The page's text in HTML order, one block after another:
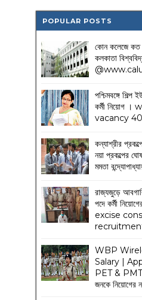
POPULAR POSTS
কোন কলেজে কত
কলকাতা
পশ্চিমবঙ্গে
কর্মী নিয়োগ
vacancy
কন্যাশ্রীর
নয়া প্রকল্পের
মমতা
রাজ্যজুড়ে
পদে কর্মী
excise
WBP
Salary |
PET & PMT |
জনকে নিয়োগের